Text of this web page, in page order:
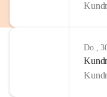
Do.,